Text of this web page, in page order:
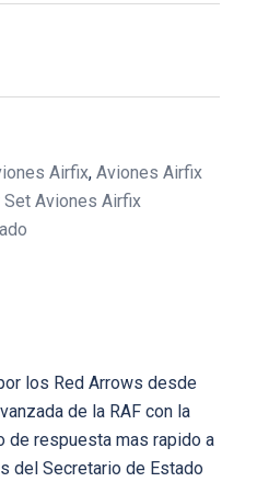
Airfix, Aviones Airfix
Set Aviones Airfix
los Red Arrows desde
de la RAF con la
de respuesta mas rapido a
del Secretario de Estado